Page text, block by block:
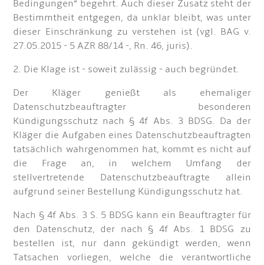
Bedingungen“ begehrt. Auch dieser Zusatz steht der
Bestimmtheit entgegen, da unklar bleibt, was unter
dieser Einschränkung zu verstehen ist (vgl. BAG v.
27.05.2015 - 5 AZR 88/14 -, Rn. 46, juris).
2. Die Klage ist - soweit zulässig - auch begründet.
Der Kläger genießt als ehemaliger
Datenschutzbeauftragter besonderen
Kündigungsschutz nach § 4f Abs. 3 BDSG. Da der
Kläger die Aufgaben eines Datenschutzbeauftragten
tatsächlich wahrgenommen hat, kommt es nicht auf
die Frage an, in welchem Umfang der
stellvertretende Datenschutzbeauftragte allein
aufgrund seiner Bestellung Kündigungsschutz hat.
Nach § 4f Abs. 3 S. 5 BDSG kann ein Beauftragter für
den Datenschutz, der nach § 4f Abs. 1 BDSG zu
bestellen ist, nur dann gekündigt werden, wenn
Tatsachen vorliegen, welche die verantwortliche